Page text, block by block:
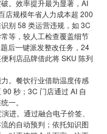
。效率提升最为显著，AI
店规模年省人力成本超 200
别 58 类运营违规，如 3C
等，较人工检查覆盖细节
后一键派发整改任务，24
利店品牌借此将 SKU 陈列
。餐饮行业借助温度传感
秒；3C 门店通过 AI 自
一。
进。通过融合电子价签、
的自动预判；依托知识图